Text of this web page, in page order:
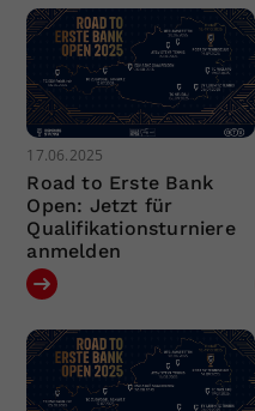
17.06.2025
Road to Erste Bank
Open: Jetzt für
Qualifikationsturniere
anmelden